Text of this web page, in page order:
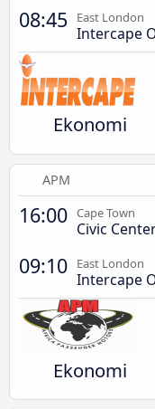
08:45 East London
Intercape
Ekonomi
APM
16:00 Cape Town
Civic
09:10 East London
Intercape
Ekonomi